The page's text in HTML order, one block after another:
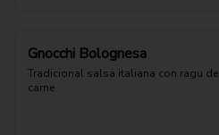
Gnocchi Bolognesa
Tradicional salsa italiana con ragu de
carne